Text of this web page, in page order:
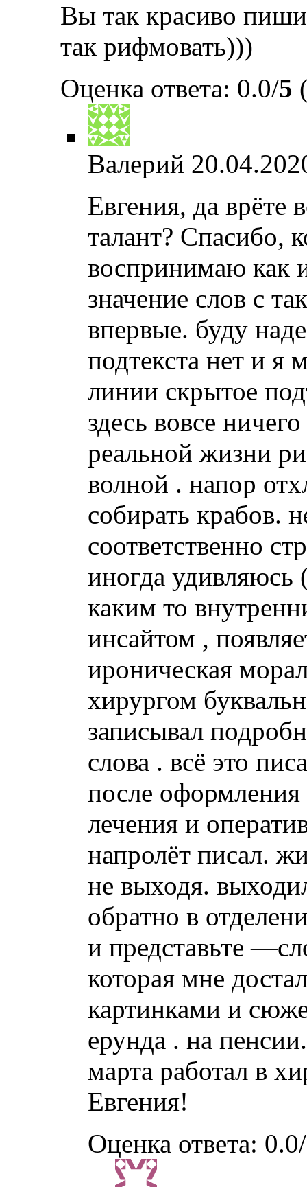
Вы так красиво
так рифмовать)))
Оценка ответа: 0.0/5
Валерий
Евгения, да врёте
талант? Спасибо,
воспринимаю как
значение слов с
впервые. буду
подтекста нет и
линии скрытое
здесь вовсе
реальной жизни
волной . напор
собирать крабов.
соответственно
иногда удивляюсь
каким то
инсайтом ,
ироническая
хирургом
записывал
слова . всё это
после оформления
лечения и
напролёт писал.
не выходя.
обратно в
и представьте
которая мне
картинками и
ерунда . на
марта работал в
Евгения!
Оценка ответа: 0.0/